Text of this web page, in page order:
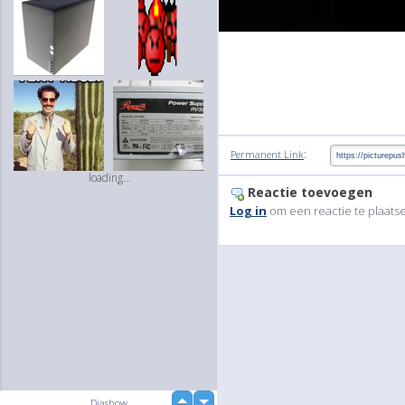
loading...
Permanent Link:
Reactie toevoegen
Log in om een reactie te